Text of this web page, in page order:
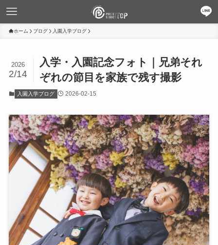
ホーム ブログ 入園入学ブログ
入学・入園記念フォト｜兄弟それ
ぞれの節目を家族で残す撮影
2026
2/14
入園入学ブログ 2026-02-15